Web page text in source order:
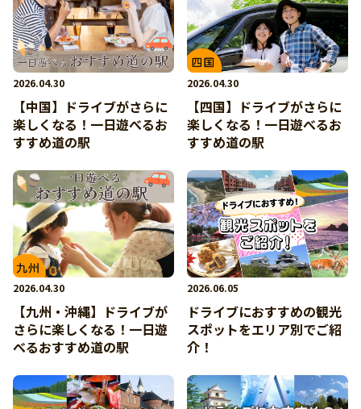
2026.04.30
【中国】ドライブがさらに
楽しくなる！一日遊べるお
すすめ道の駅
2026.04.30
【四国】ドライブがさらに
楽しくなる！一日遊べるお
すすめ道の駅
2026.04.30
【九州・沖縄】ドライブが
さらに楽しくなる！一日遊
べるおすすめ道の駅
2026.06.05
ドライブにおすすめの観光
スポットをエリア別でご紹
介！